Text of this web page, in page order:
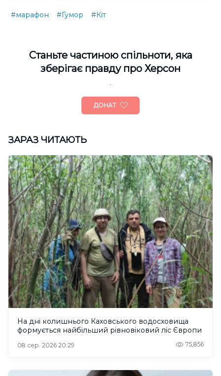
#марафон #Гумор #Кіт
Cтаньте частиною спільноти, яка
зберігає правду про Херсон
ДОНАТ
ЗАРАЗ ЧИТАЮТЬ
На дні колишнього Каховського водосховища
формується найбільший рівновіковий ліс Європи
08 сер. 2026 20:29 75,856